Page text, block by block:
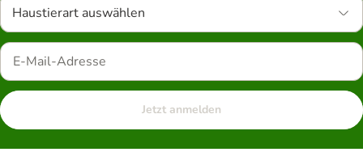
Haustierart auswählen
Jetzt anmelden